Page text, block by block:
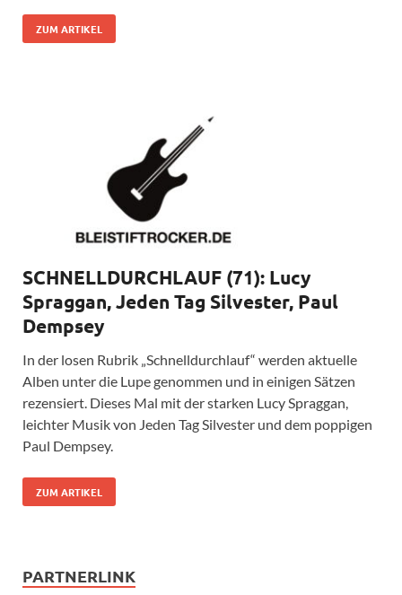
ZUM ARTIKEL
SCHNELLDURCHLAUF (71): Lucy
Spraggan, Jeden Tag Silvester, Paul
Dempsey
In der losen Rubrik „Schnelldurchlauf“ werden aktuelle
Alben unter die Lupe genommen und in einigen Sätzen
rezensiert. Dieses Mal mit der starken Lucy Spraggan,
leichter Musik von Jeden Tag Silvester und dem poppigen
Paul Dempsey.
ZUM ARTIKEL
PARTNERLINK